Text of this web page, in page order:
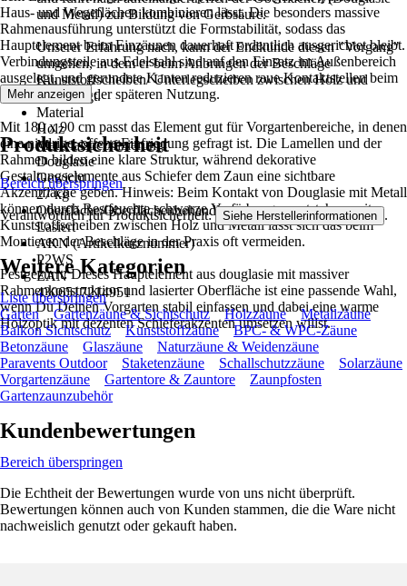
und Metall) zur Bildung von Gerbsäure.
Unserer Erfahrung nach, kann der Endkunde diesen "Vorgang"
umgehen, in dem er beim Anbringen der Beschläge
Kunststoffscheiben/ Unterlegscheiben zwischen Holz und
Metall legt.
Material
Holz
Materialspezifizierung
Douglasie
Gewicht
27 kg
Oberfläche/Oberflächenbehandlung
Lasiert
AKN (Artikelkurznummer)
P2WS
EAN
4306517214951
Haus- und Wegeflächen kombinieren lässt. Die besonders massive
Rahmenausführung unterstützt die Formstabilität, sodass das
Hauptelement beim Einzäunen dauerhaft ordentlich ausgerichtet bleibt.
Verbindungsteile aus Edelstahl sind auf den Einsatz im Außenbereich
ausgelegt, und gerundete Kanten reduzieren raue Kontaktstellen beim
Aufbau und bei der späteren Nutzung.
Mit 180 x 90 cm passt das Element gut für Vorgartenbereiche, in denen
eine niedrige, offene Einfriedung gefragt ist. Die Lamellen und der
Rahmen bilden eine klare Struktur, während dekorative
Gestaltungselemente aus Schiefer dem Zaun eine sichtbare
Akzentfläche geben. Hinweis: Beim Kontakt von Douglasie mit Metall
können durch Restfeuchte schwarze Verfärbungen entstehen; mit
Kunststoffscheiben zwischen Holz und Metall lässt sich das beim
Montieren der Beschläge in der Praxis oft vermeiden.
Festgezurrt: Dieses Hauptelement aus douglasie mit massiver
Rahmenkonstruktion und lasierter Oberfläche ist eine passende Wahl,
wenn Du Deinen Vorgarten stabil einfassen und dabei eine warme
Holzoptik mit dezenten Schieferakzenten umsetzen willst.
Mehr anzeigen
Produktsicherheit
Bereich überspringen
Verantwortlich für Produktsicherheit: Siehe Herstellerinformationen .
Weitere Kategorien
Liste überspringen
Garten
Gartenzäune & Sichtschutz Holzzäune
Metallzäune
Balkon Sichtschutz
Kunststoffzäune
BPC- & WPC-Zäune
Betonzäune
Glaszäune
Naturzäune & Weidenzäune
Paravents Outdoor
Staketenzäune Schallschutzzäune
Solarzäune
Vorgartenzäune
Gartentore & Zauntore
Zaunpfosten
Gartenzaunzubehör
Kundenbewertungen
Bereich überspringen
Die Echtheit der Bewertungen wurde von uns nicht überprüft.
Bewertungen können auch von Kunden stammen, die die Ware nicht
nachweislich genutzt oder gekauft haben.